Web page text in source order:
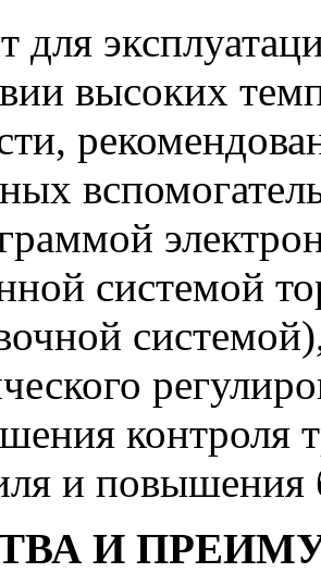
для
высоких
системой
контроля
и повышения
И